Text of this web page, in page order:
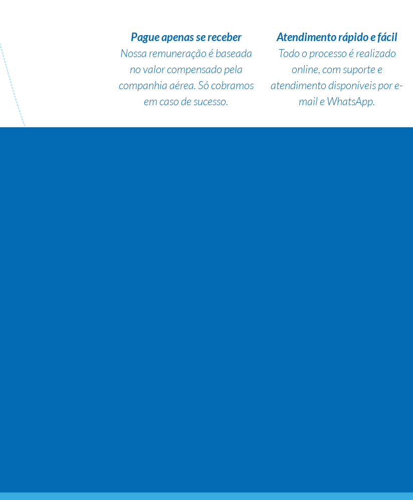
Pague apenas se receber
Nossa remuneração é baseada
no valor compensado pela
companhia aérea. Só cobramos
em caso de sucesso.
Atendimento rápido e fácil
Todo o processo é realizado
online, com suporte e
atendimento disponíveis por e-
mail e WhatsApp.